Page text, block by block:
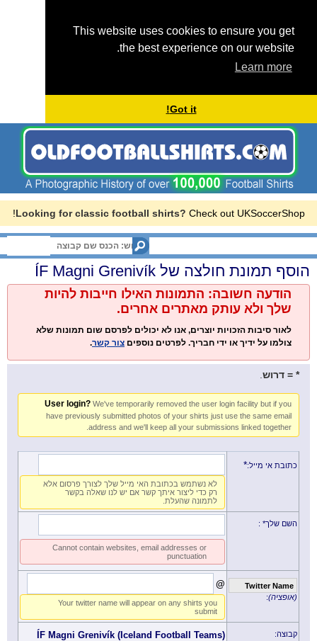
This website uses cookies to ensure you get
the best experience on our website.
Learn more
Got it!
Looking for classic football shirts? Check out UKSoccerShop!
הוסף תמונת חולצה של ÍF Magni Grenivík
הודעה חשובה: התמונות האילו חייבות להיות
שלך ולא עותק מאתרים אחרים.
לאור סיבות הזכויות יוצרים, אנו לא יכולים לפרסם שום תמונות שלא
צולמו על ידיך או ידי חבריך. לפרטים נוספים צור קשר.
* = דרוש .
User login? We've temporarily removed the user login facility but if you
have previously submitted photos of your shirts just use the same email
address and we'll keep all your submissions linked together.
כתובת אי מייל: *
לא נשתמש בכתובת האי מייל שלך לצורך פרסום אלא
רק כדי ליצור איתך קשר אם יש לנו שאלה בקשר
לתמונה שהעלת.
השם שלך* :
Cannot contain websites, email addresses or
punctuation
Twitter Name
(אופציה)
:
@
Your twitter name will appear on any shirts you
submit
קבוצה: ÍF Magni Grenivík (Iceland Football Teams)